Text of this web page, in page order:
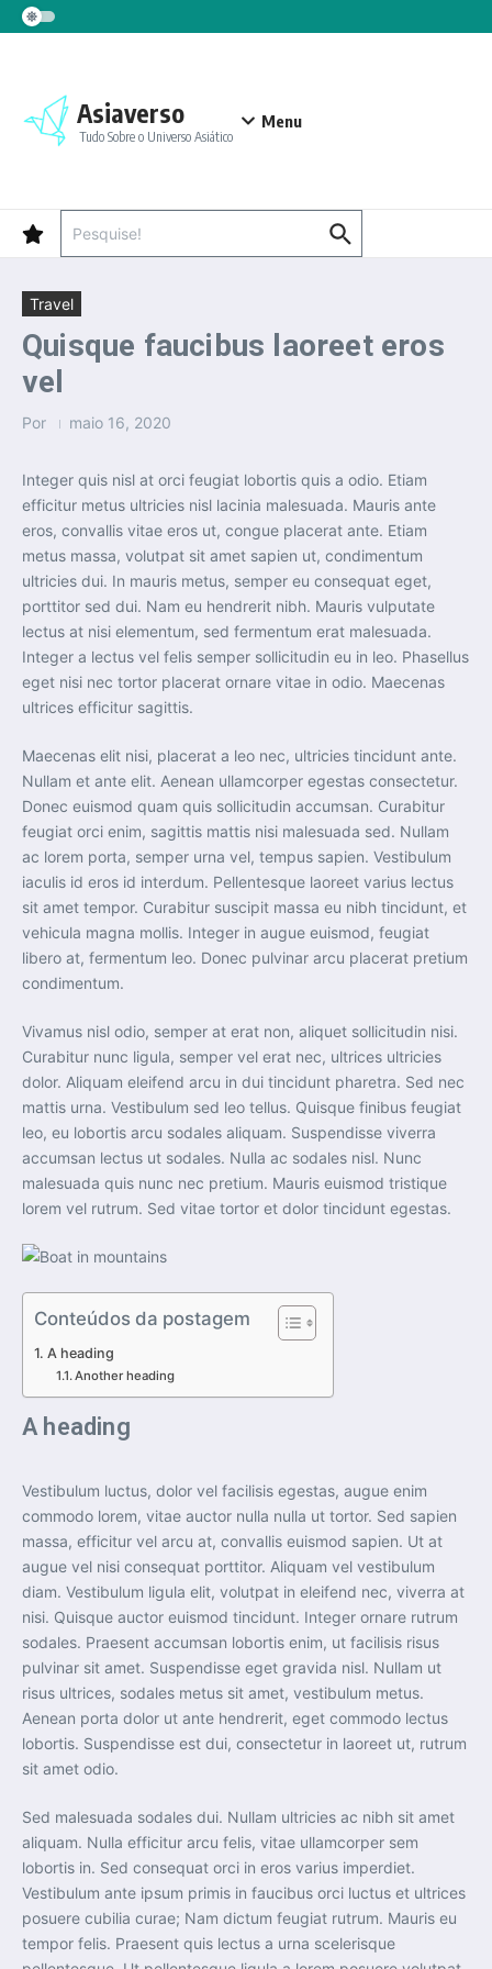
Ir para o conteúdo
Asiaverso
Tudo Sobre o Universo Asiático
Menu
Travel
Quisque faucibus laoreet eros
vel
Por maio 16, 2020
Integer quis nisl at orci feugiat lobortis quis a odio. Etiam
efficitur metus ultricies nisl lacinia malesuada. Mauris ante
eros, convallis vitae eros ut, congue placerat ante. Etiam
metus massa, volutpat sit amet sapien ut, condimentum
ultricies dui. In mauris metus, semper eu consequat eget,
porttitor sed dui. Nam eu hendrerit nibh. Mauris vulputate
lectus at nisi elementum, sed fermentum erat malesuada.
Integer a lectus vel felis semper sollicitudin eu in leo. Phasellus
eget nisi nec tortor placerat ornare vitae in odio. Maecenas
ultrices efficitur sagittis.
Maecenas elit nisi, placerat a leo nec, ultricies tincidunt ante.
Nullam et ante elit. Aenean ullamcorper egestas consectetur.
Donec euismod quam quis sollicitudin accumsan. Curabitur
feugiat orci enim, sagittis mattis nisi malesuada sed. Nullam
ac lorem porta, semper urna vel, tempus sapien. Vestibulum
iaculis id eros id interdum. Pellentesque laoreet varius lectus
sit amet tempor. Curabitur suscipit massa eu nibh tincidunt, et
vehicula magna mollis. Integer in augue euismod, feugiat
libero at, fermentum leo. Donec pulvinar arcu placerat pretium
condimentum.
Vivamus nisl odio, semper at erat non, aliquet sollicitudin nisi.
Curabitur nunc ligula, semper vel erat nec, ultrices ultricies
dolor. Aliquam eleifend arcu in dui tincidunt pharetra. Sed nec
mattis urna. Vestibulum sed leo tellus. Quisque finibus feugiat
leo, eu lobortis arcu sodales aliquam. Suspendisse viverra
accumsan lectus ut sodales. Nulla ac sodales nisl. Nunc
malesuada quis nunc nec pretium. Mauris euismod tristique
lorem vel rutrum. Sed vitae tortor et dolor tincidunt egestas.
Conteúdos da postagem
A heading
Another heading
A heading
Vestibulum luctus, dolor vel facilisis egestas, augue enim
commodo lorem, vitae auctor nulla nulla ut tortor. Sed sapien
massa, efficitur vel arcu at, convallis euismod sapien. Ut at
augue vel nisi consequat porttitor. Aliquam vel vestibulum
diam. Vestibulum ligula elit, volutpat in eleifend nec, viverra at
nisi. Quisque auctor euismod tincidunt. Integer ornare rutrum
sodales. Praesent accumsan lobortis enim, ut facilisis risus
pulvinar sit amet. Suspendisse eget gravida nisl. Nullam ut
risus ultrices, sodales metus sit amet, vestibulum metus.
Aenean porta dolor ut ante hendrerit, eget commodo lectus
lobortis. Suspendisse est dui, consectetur in laoreet ut, rutrum
sit amet odio.
Sed malesuada sodales dui. Nullam ultricies ac nibh sit amet
aliquam. Nulla efficitur arcu felis, vitae ullamcorper sem
lobortis in. Sed consequat orci in eros varius imperdiet.
Vestibulum ante ipsum primis in faucibus orci luctus et ultrices
posuere cubilia curae; Nam dictum feugiat rutrum. Mauris eu
tempor felis. Praesent quis lectus a urna scelerisque